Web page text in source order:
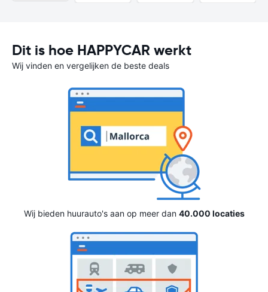
Dit is hoe HAPPYCAR werkt
Wij vinden en vergelijken de beste deals
Wij bieden huurauto's aan op meer dan 40.000 locaties